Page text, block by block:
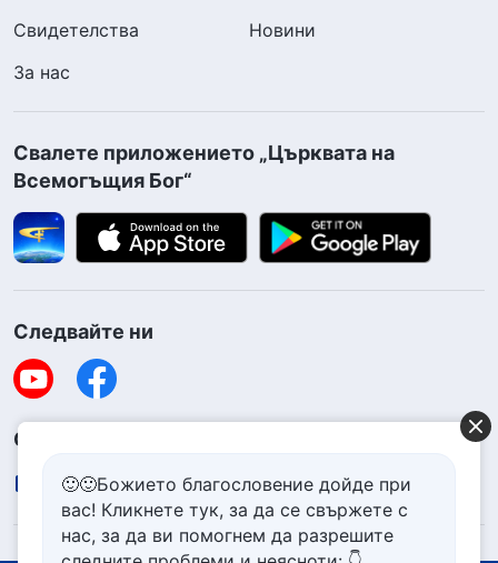
Свидетелства
Новини
За нас
Свалете приложението „Църквата на
Всемогъщия Бог“
Следвайте ни
Свържете се с нас
contact.bg@godfootsteps.org
🙂🙂Божието благословение дойде при
вас! Кликнете тук, за да се свържете с
нас, за да ви помогнем да разрешите